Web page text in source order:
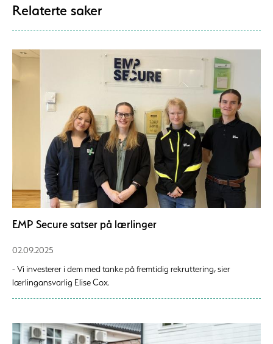
Relaterte saker
EMP Secure satser på lærlinger
02.09.2025
- Vi investerer i dem med tanke på fremtidig rekruttering, sier
lærlingansvarlig Elise Cox.